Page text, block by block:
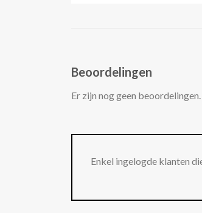
Beoordelingen
Er zijn nog geen beoordelingen.
Enkel ingelogde klanten